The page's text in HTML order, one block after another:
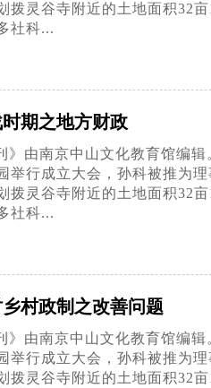
拨灵谷寺附近的土地面积32
社科...
期之地方财政
》由南京中山文化教育馆编
举行成立大会，孙科被推为
拨灵谷寺附近的土地面积32
社科...
村政制之改善问题
》由南京中山文化教育馆编
举行成立大会，孙科被推为
拨灵谷寺附近的土地面积32